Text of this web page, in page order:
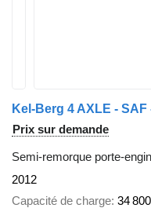
Kel-Berg 4 AXLE -
Prix sur demande
Semi-remorque porte-
2012
Capacité de charge 34